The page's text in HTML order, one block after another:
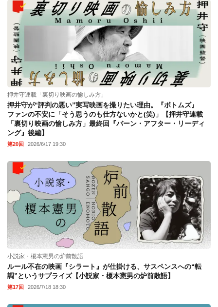
押井守連載「裏切り映画の愉しみ方」
押井守が“評判の悪い”実写映画を撮りたい理由。『ボトムズ』
ファンの不安に「そう思うのも仕方ないかと(笑)」【押井守連載
「裏切り映画の愉しみ方」最終回『バーン・アフター・リーディ
ング』後編】
第20回 2026/6/17 19:30
小説家・榎本憲男の炉前散語
ルール不在の映画『シラート』が仕掛ける、サスペンスへの“転
調”というサプライズ【小説家・榎本憲男の炉前散語】
第17回 2026/7/18 18:30